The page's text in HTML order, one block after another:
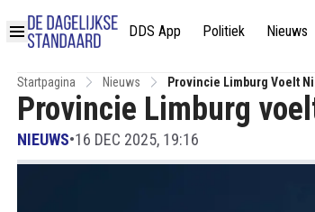
DDS App Politiek Nieuws
Startpagina Nieuws Provincie Limburg Voelt
Provincie Limburg
NIEUWS•16 DEC 2025, 19:16